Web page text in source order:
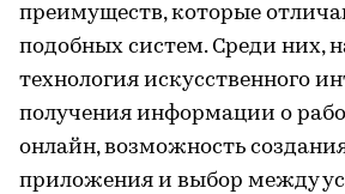
преимуществ, которые
подобных систем. Среди них,
технология искусственного
получения информации о
онлайн, возможность
приложения и выбор между